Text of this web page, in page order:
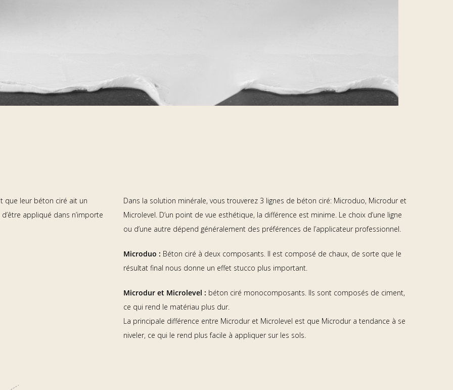
que leur béton ciré ait un
appliqué dans n’importe
Dans la solution minérale, vous trouverez 3 lignes de béton ciré: Microduo, Microdur et
Microlevel. D’un point de vue esthétique, la différence est minime. Le choix d’une ligne
ou d’une autre dépend généralement des préférences de l’applicateur professionnel.
Microduo : Béton ciré à deux composants. Il est composé de chaux, de sorte que le
résultat final nous donne un effet stucco plus important.
Microdur et Microlevel : béton ciré monocomposants. Ils sont composés de ciment,
ce qui rend le matériau plus dur.
La principale différence entre Microdur et Microlevel est que Microdur a tendance à se
niveler, ce qui le rend plus facile à appliquer sur les sols.